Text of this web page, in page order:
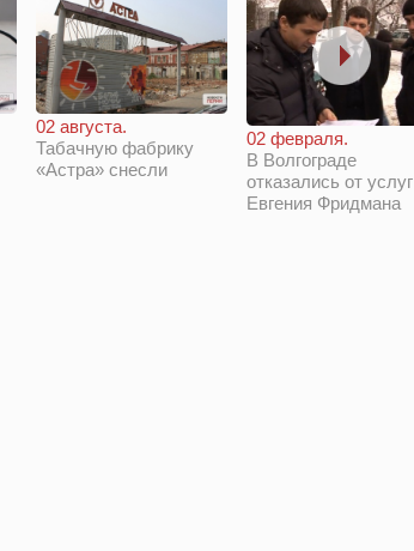
02 августа.
Табачную фабрику
«Астра» снесли
02 февраля.
В Волгограде
отказались от услуг
Евгения Фридмана